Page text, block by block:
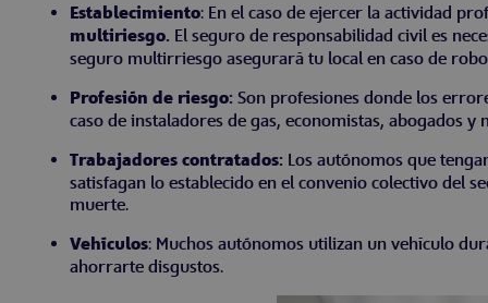
Establecimiento: En el caso de ejercer la actividad
multiriesgo. El seguro de responsabilidad civil es
seguro multirriesgo asegurará tu local en caso de
Profesión de riesgo: Son profesiones donde los
caso de instaladores de gas, economistas, abogados
Trabajadores contratados: Los autónomos que
satisfagan lo establecido en el convenio colectivo del
muerte.
Vehículos: Muchos autónomos utilizan un vehículo
ahorrarte disgustos.